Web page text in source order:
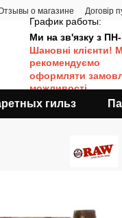
о магазине Договір
График работы:
Ми на зв'язку з
Шановні клієнти!
рекомендуємо
оформляти
можливості.
гильз